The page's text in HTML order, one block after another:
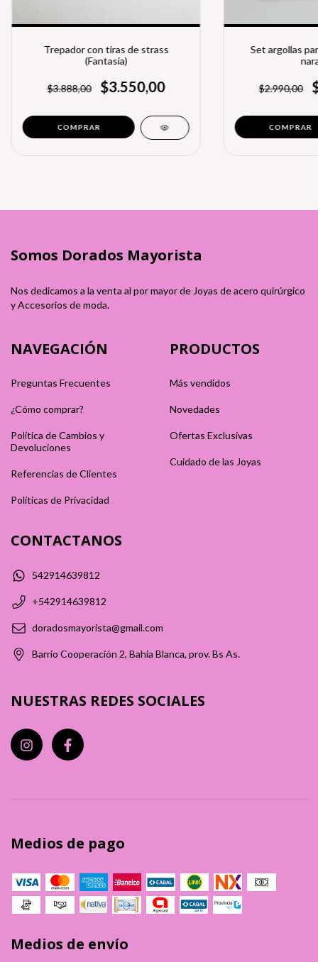
Trepador con tiras de strass
(Fantasía)
$3.888,00 $3.550,00
COMPRAR
Set argollas
$2.990,00
Somos Dorados Mayorista
Nos dedicamos a la venta al por mayor de Joyas de acero quirúrgico
y Accesorios de moda.
NAVEGACIÓN
Preguntas Frecuentes
¿Cómo comprar?
Política de Cambios y
Devoluciones
Referencias de Clientes
Políticas de Privacidad
PRODUCTOS
Más vendidos
Novedades
Ofertas Exclusivas
Cuidado de las Joyas
CONTACTANOS
542914639812
+542914639812
doradosmayorista@gmail.com
Barrio Cooperación 2, Bahía Blanca, prov. Bs As.
NUESTRAS REDES SOCIALES
Medios de pago
Medios de envío